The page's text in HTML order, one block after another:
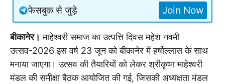
फेसबुक से जुड़े Join Now
बीकानेर। माहेश्वरी समाज का उत्पत्ति दिवस महेश नवमी
उत्सव-2026 इस वर्ष 23 जून को बीकानेर में हर्षोल्लास के साथ
मनाया जाएगा। उत्सव की तैयारियों को लेकर श्रीकृष्ण माहेश्वरी
मंडल की समीक्षा बैठक आयोजित की गई, जिसकी अध्यक्षता मंडल